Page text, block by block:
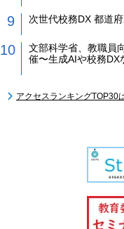
次世代校務DX 都道
文部科学省、教職員
催〜生成AIや校務DX
アクセスランキングTOP30